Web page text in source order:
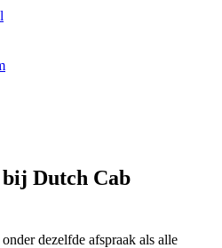
Dutch Cab
dezelfde afspraak als alle